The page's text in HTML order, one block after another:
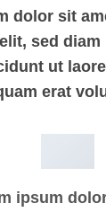
dolor sit
sed diam
ut
erat
ipsum